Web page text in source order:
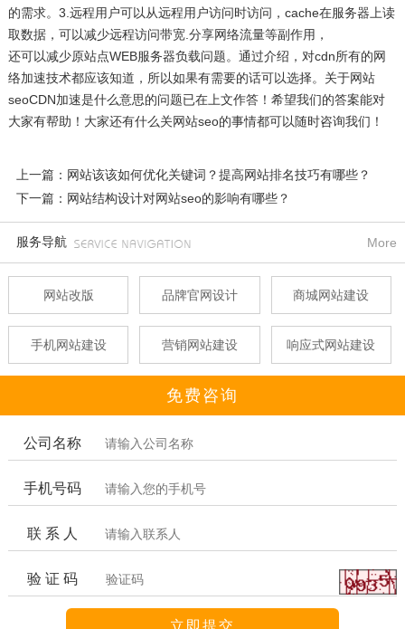
的需求。3.远程用户可以从远程用户访问时访问，cache在服务器上读
取数据，可以减少远程访问带宽.分享网络流量等副作用，
还可以减少原站点WEB服务器负载问题。通过介绍，对cdn所有的网
络加速技术都应该知道，所以如果有需要的话可以选择。关于网站
seoCDN加速是什么意思的问题已在上文作答！希望我们的答案能对
大家有帮助！大家还有什么关网站seo的事情都可以随时咨询我们！
上一篇：网站该该如何优化关键词？提高网站排名技巧有哪些？
下一篇：网站结构设计对网站seo的影响有哪些？
服务导航 More
网站改版 品牌官网设计 商城网站建设
手机网站建设 营销网站建设 响应式网站建设
免费咨询
公司名称
手机号码
联 系 人
验 证 码